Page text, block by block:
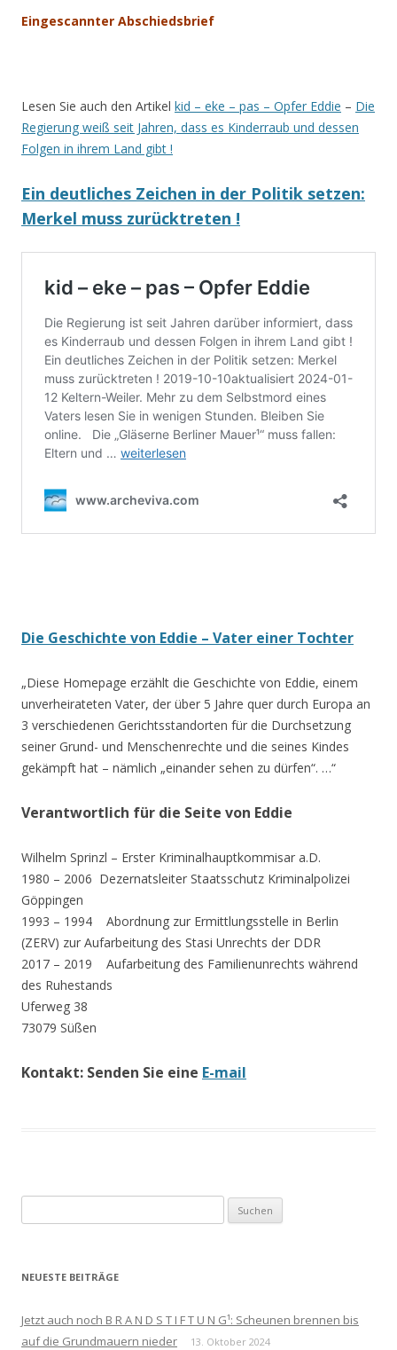
Eingescannter Abschiedsbrief
Lesen Sie auch den Artikel kid – eke – pas – Opfer Eddie – Die
Regierung weiß seit Jahren, dass es Kinderraub und dessen
Folgen in ihrem Land gibt !
Ein deutliches Zeichen in der Politik setzen:
Merkel muss zurücktreten !
Die Geschichte von Eddie – Vater einer Tochter
„Diese Homepage erzählt die Geschichte von Eddie, einem
unverheirateten Vater, der über 5 Jahre quer durch Europa an
3 verschiedenen Gerichtsstandorten für die Durchsetzung
seiner Grund- und Menschenrechte und die seines Kindes
gekämpft hat – nämlich „einander sehen zu dürfen“. …“
Verantwortlich für die Seite von Eddie
Wilhelm Sprinzl – Erster Kriminalhauptkommisar a.D.
1980 – 2006 Dezernatsleiter Staatsschutz Kriminalpolizei
Göppingen
1993 – 1994 Abordnung zur Ermittlungsstelle in Berlin
(ZERV) zur Aufarbeitung des Stasi Unrechts der DDR
2017 – 2019 Aufarbeitung des Familienunrechts während
des Ruhestands
Uferweg 38
73079 Süßen
Kontakt: Senden Sie eine E-mail
nach:
NEUESTE BEITRÄGE
Jetzt auch noch B R A N D S T I F T U N G¹: Scheunen brennen bis
auf die Grundmauern nieder
13. Oktober 2024